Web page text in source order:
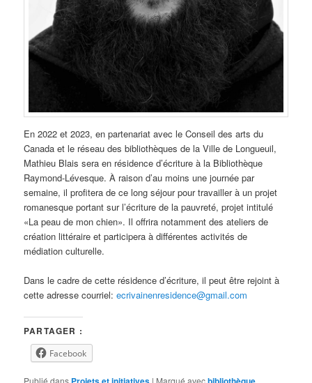
En 2022 et 2023, en partenariat avec le Conseil des arts du
Canada et le réseau des bibliothèques de la Ville de Longueuil,
Mathieu Blais sera en résidence d’écriture à la Bibliothèque
Raymond-Lévesque. À raison d’au moins une journée par
semaine, il profitera de ce long séjour pour travailler à un projet
romanesque portant sur l’écriture de la pauvreté, projet intitulé
«La peau de mon chien». Il offrira notamment des ateliers de
création littéraire et participera à différentes activités de
médiation culturelle.
Dans le cadre de cette résidence d’écriture, il peut être rejoint à
cette adresse courriel:ecrivainenresidence@gmail.com
PARTAGER :
Facebook